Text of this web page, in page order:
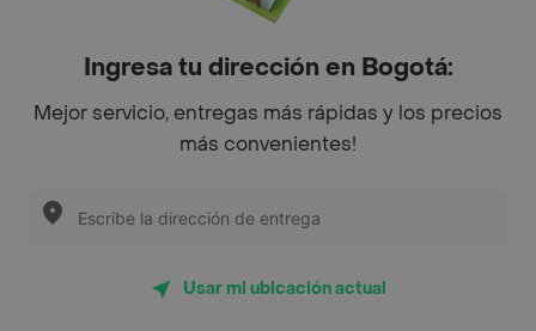
Encuéntranos en estos países
App Store Google play
Ingresa tu dirección en Bogotá:
Mejor servicio, entregas más rápidas y los precios
más convenientes!
Usar mi ubicación actual